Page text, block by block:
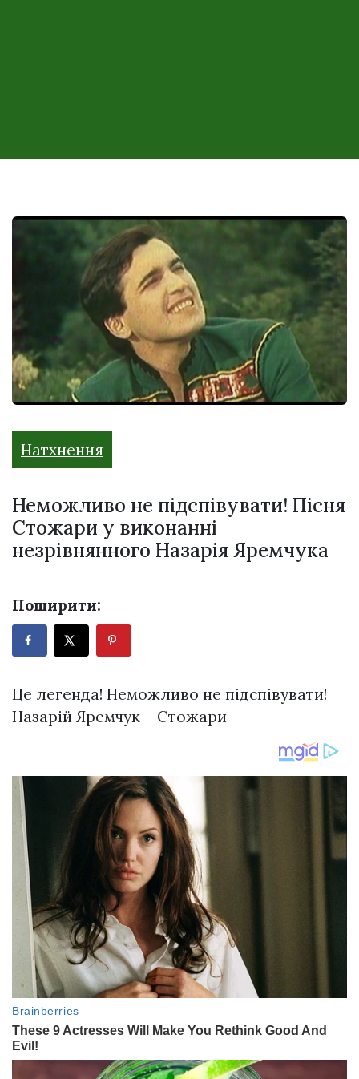
Натхнення
Неможливо не підспівувати! Пісня
Стожари у виконанні
незрівнянного Назарія Яремчука
Поширити:
Це легенда! Неможливо не підспівувати!
Назарій Яремчук – Стожари